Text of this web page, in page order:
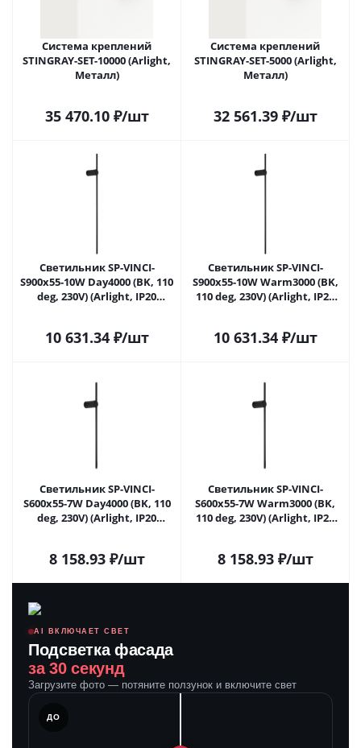
Система креплений
STINGRAY-SET-10000 (Arlight,
Металл)
35 470.10₽/шт
Система креплений
STINGRAY-SET-5000 (Arlight,
Металл)
32 561.39₽/шт
Светильник SP-VINCI-
S900x55-10W Day4000 (BK, 110
deg, 230V) (Arlight, IP20
10 631.34₽/шт
Светильник SP-VINCI-
S900x55-10W Warm3000 (BK,
110 deg, 230V) (Arlight, IP20
10 631.34₽/шт
Светильник SP-VINCI-
S600x55-7W Day4000 (BK, 110
deg, 230V) (Arlight, IP20
8 158.93₽/шт
Светильник SP-VINCI-
S600x55-7W Warm3000 (BK,
110 deg, 230V) (Arlight, IP20
8 158.93₽/шт
AI ВКЛЮЧАЕТ СВЕТ
Подсветка фасада
за 30 секунд
Загрузите фото — потяните ползунок и включите свет
ДО